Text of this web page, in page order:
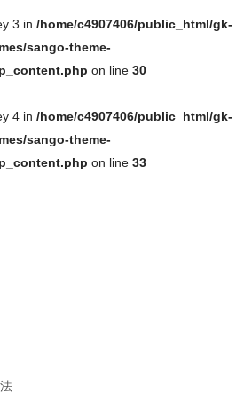
3 in /home/c4907406/public_html/gk-
sango-theme-
on line 30
4 in /home/c4907406/public_html/gk-
sango-theme-
on line 33